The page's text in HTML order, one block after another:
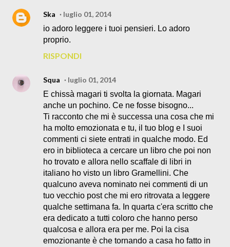
Ska
luglio 01, 2014
io adoro leggere i tuoi pensieri. Lo adoro
proprio.
RISPONDI
Squa
luglio 01, 2014
E chissà magari ti svolta la giornata. Magari
anche un pochino. Ce ne fosse bisogno...
Ti racconto che mi è successa una cosa che mi
ha molto emozionata e tu, il tuo blog e I suoi
commenti ci siete entrati in qualche modo. Ed
ero in biblioteca a cercare un libro che poi non
ho trovato e allora nello scaffale di libri in
italiano ho visto un libro Gramellini. Che
qualcuno aveva nominato nei commenti di un
tuo vecchio post che mi ero ritrovata a leggere
qualche settimana fa. In quarta c'era scritto che
era dedicato a tutti coloro che hanno perso
qualcosa e allora era per me. Poi la cisa
emozionante è che tornando a casa ho fatto in